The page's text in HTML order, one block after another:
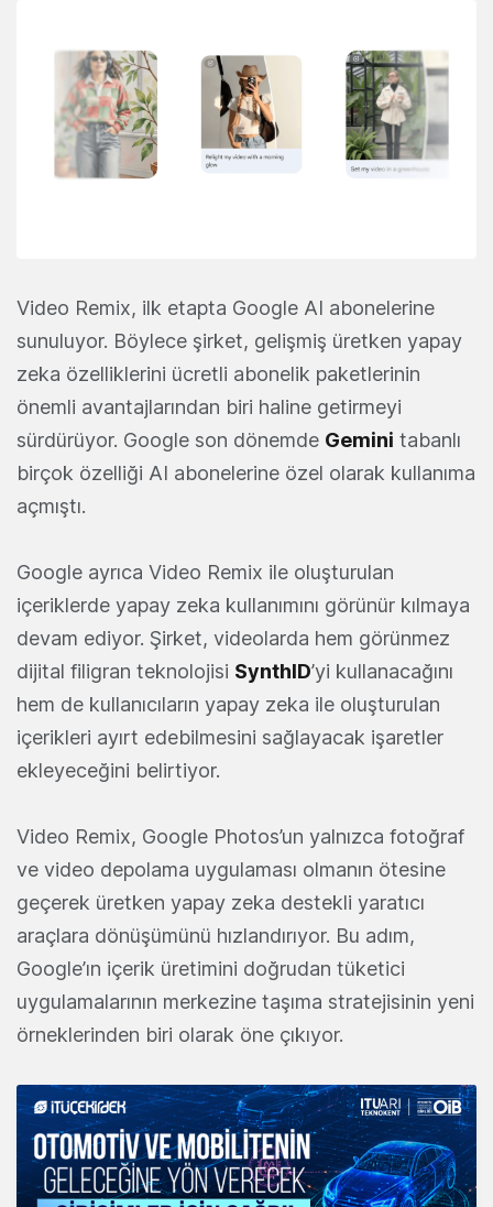
Video Remix, ilk etapta Google AI abonelerine
sunuluyor. Böylece şirket, gelişmiş üretken yapay
zeka özelliklerini ücretli abonelik paketlerinin
önemli avantajlarından biri haline getirmeyi
sürdürüyor. Google son dönemde Gemini tabanlı
birçok özelliği AI abonelerine özel olarak kullanıma
açmıştı.
Google ayrıca Video Remix ile oluşturulan
içeriklerde yapay zeka kullanımını görünür kılmaya
devam ediyor. Şirket, videolarda hem görünmez
dijital filigran teknolojisi SynthID’yi kullanacağını
hem de kullanıcıların yapay zeka ile oluşturulan
içerikleri ayırt edebilmesini sağlayacak işaretler
ekleyeceğini belirtiyor.
Video Remix, Google Photos’un yalnızca fotoğraf
ve video depolama uygulaması olmanın ötesine
geçerek üretken yapay zeka destekli yaratıcı
araçlara dönüşümünü hızlandırıyor. Bu adım,
Google’ın içerik üretimini doğrudan tüketici
uygulamalarının merkezine taşıma stratejisinin yeni
örneklerinden biri olarak öne çıkıyor.